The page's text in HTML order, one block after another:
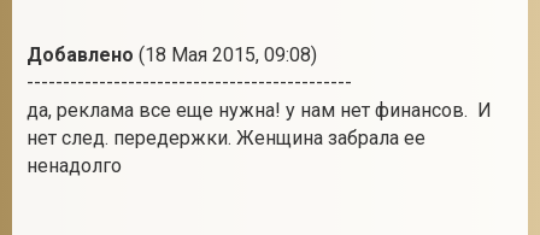
Добавлено (18 Мая 2015, 09:08)
---------------------------------------------
да, реклама все еще нужна! у нам нет финансов. И
нет след. передержки. Женщина забрала ее
ненадолго